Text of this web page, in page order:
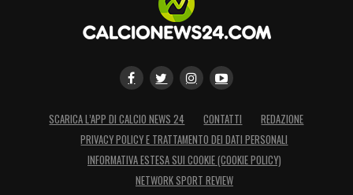
SCARICA L’APP DI CALCIO NEWS 24 CONTATTI
REDAZIONE
PRIVACY POLICY E TRATTAMENTO DEI DATI PERSONALI
INFORMATIVA ESTESA SUI COOKIE (COOKIE POLICY)
NETWORK SPORT REVIEW